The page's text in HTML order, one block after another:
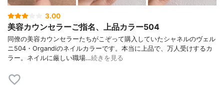
3.00
美容カウンセラーご指名、上品カラー504
同僚の美容カウンセラーたちがこぞって購入していたシャネルのヴェル
ニ504・Organdiのネイルカラーです。本当に上品で、万人受けするカ
ラー。ネイルに厳しい職場…続きを見る